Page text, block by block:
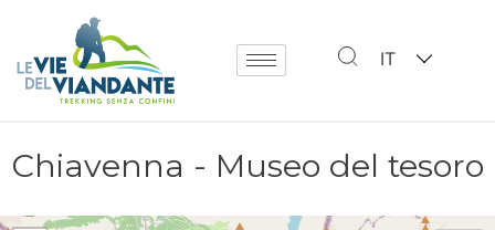
IT
Chiavenna - Museo del tesoro